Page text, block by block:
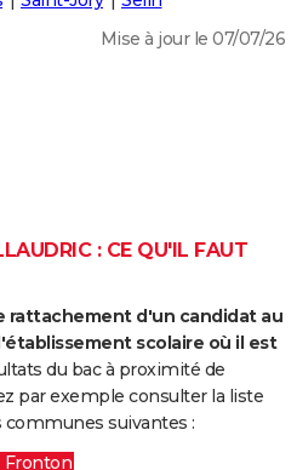
Mise à jour le 07/07/26
: CE QU'IL FAUT
rattachement d'un candidat au
scolaire où il est
du bac à proximité de
par exemple consulter la liste
communes suivantes :
Fronton